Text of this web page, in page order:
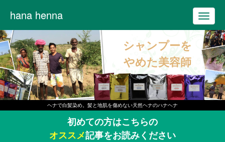
シャンプーを
やめた美容師
T
o
g
g
l
e
n
a
hana henna
ヘナで白髪染め。髪と地肌を傷めない天然ヘナのハナヘナ
初めての方はこちらの
オススメ記事をお読みください